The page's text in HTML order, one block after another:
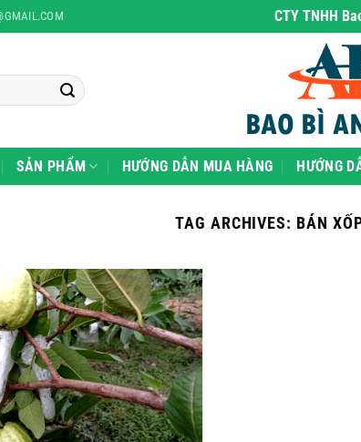
CTY TNHH Bao
SẢN PHẨM HƯỚNG DẪN MUA HÀNG HƯỚNG
TAG ARCHIVES: BÁN